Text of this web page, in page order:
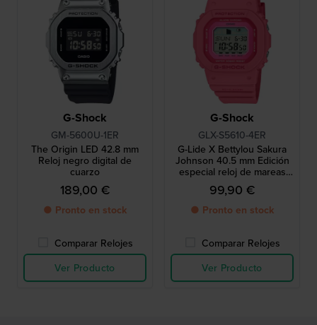
G-Shock
GM-5600U-1ER
The Origin LED 42.8 mm
Reloj negro digital de
cuarzo
189,00 €
● Pronto en stock
Comparar Relojes
Ver Producto
G-Shock
GLX-S5610-4ER
G-Lide X Bettylou Sakura
Johnson 40.5 mm Edición
especial reloj de mareas
digital en resina de origen
biológico
99,90 €
● Pronto en stock
Comparar Relojes
Ver Producto